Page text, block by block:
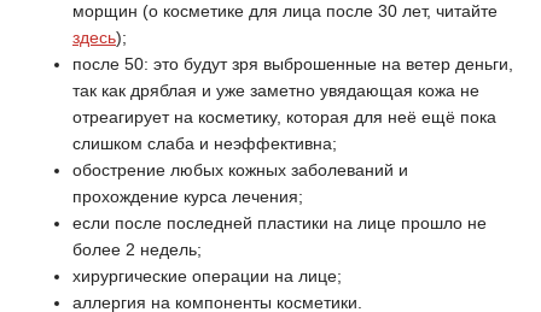
морщин (о косметике для лица после 30 лет, читайте
здесь);
после 50: это будут зря выброшенные на ветер деньги,
так как дряблая и уже заметно увядающая кожа не
отреагирует на косметику, которая для неё ещё пока
слишком слаба и неэффективна;
обострение любых кожных заболеваний и
прохождение курса лечения;
если после последней пластики на лице прошло не
более 2 недель;
хирургические операции на лице;
аллергия на компоненты косметики.